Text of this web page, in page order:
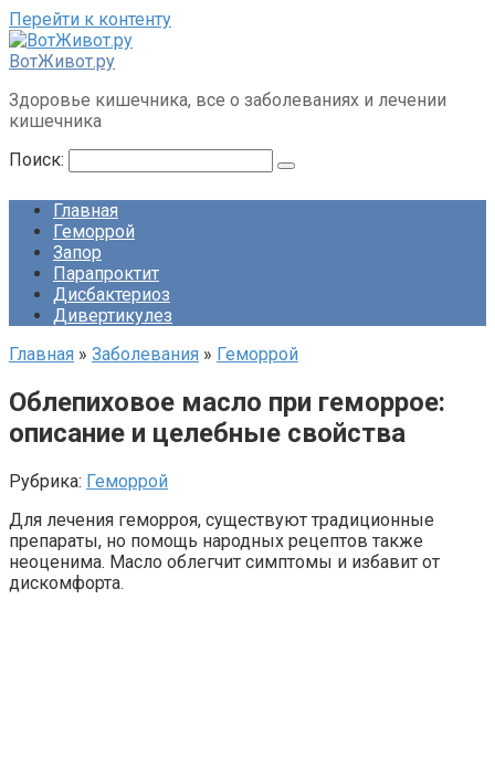
Перейти к контенту
ВотЖивот.ру
Здоровье кишечника, все о заболеваниях и лечении
кишечника
Поиск:
Главная
Геморрой
Запор
Парапроктит
Дисбактериоз
Дивертикулез
Главная » Заболевания » Геморрой
Облепиховое масло при геморрое:
описание и целебные свойства
Рубрика: Геморрой
Для лечения геморроя, существуют традиционные
препараты, но помощь народных рецептов также
неоценима. Масло облегчит симптомы и избавит от
дискомфорта.